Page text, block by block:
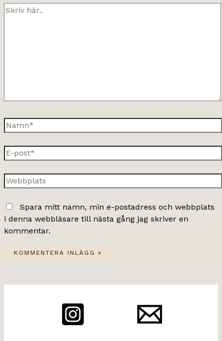
Skriv
Namn*
E-
post*
Webbplats
Spara mitt namn, min e-postadress och webbplats
i denna webbläsare till nästa gång jag skriver en
kommentar.